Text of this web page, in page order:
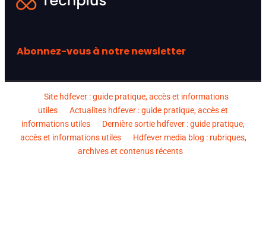
Abonnez-vous à notre newsletter
Site hdfever : guide pratique, accès et informations
utiles
Actualites hdfever : guide pratique, accès et
informations utiles
Dernière sortie hdfever : guide pratique,
accès et informations utiles
Hdfever media blog : rubriques,
archives et contenus récents